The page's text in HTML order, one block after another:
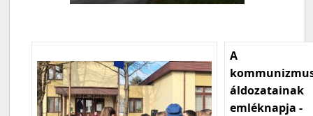
A
áldozatainak
emléknapja -